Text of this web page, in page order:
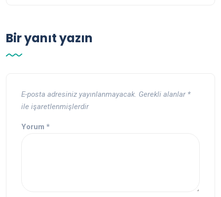
Bir yanıt yazın
E-posta adresiniz yayınlanmayacak. Gerekli alanlar *
ile işaretlenmişlerdir
Yorum *